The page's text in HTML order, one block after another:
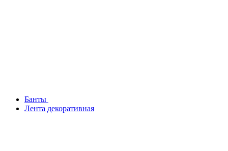
Банты
Лента декоративная